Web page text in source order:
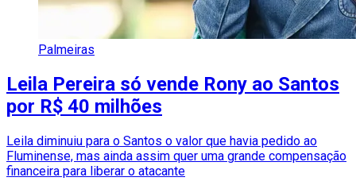
Palmeiras
Leila Pereira só vende Rony ao Santos
por R$ 40 milhões
Leila diminuiu para o Santos o valor que havia pedido ao
Fluminense, mas ainda assim quer uma grande compensação
financeira para liberar o atacante